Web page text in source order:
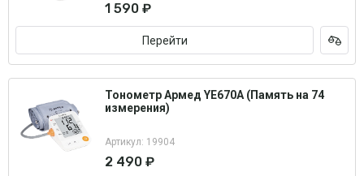
1 590 ₽
Перейти
Тонометр Армед YE670A (Память на 74
измерения)
Артикул: 19904
2 490 ₽